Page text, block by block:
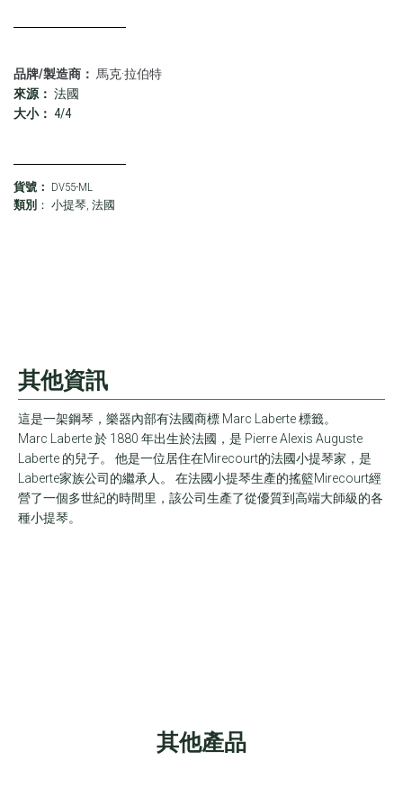
品牌/製造商： 馬克·拉伯特
來源： 法國
大小： 4/4
貨號： DV55-ML
類別 ： 小提琴 法國
其他資訊
這是一架鋼琴，樂器內部有法國商標 Marc Laberte 標籤。
Marc Laberte 於 1880 年出生於法國，是 Pierre Alexis Auguste
Laberte 的兒子。 他是一位居住在Mirecourt的法國小提琴家，是
Laberte家族公司的繼承人。 在法國小提琴生產的搖籃Mirecourt經
營了一個多世紀的時間里，該公司生產了從優質到高端大師級的各
種小提琴。
其他產品